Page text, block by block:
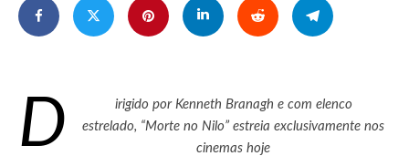
D
irigido por Kenneth Branagh e com elenco
estrelado, “Morte no Nilo” estreia exclusivamente nos
cinemas hoje